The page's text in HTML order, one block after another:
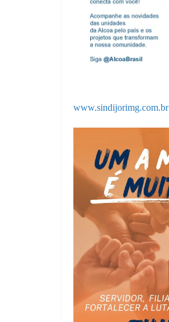
www.sindijorimg.com.br